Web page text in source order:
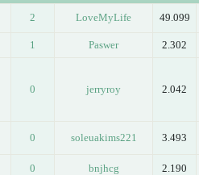
2 LoveMyLife 49.099
1 Paswer 2.302
0 jerryroy 2.042
0 soleuakims221 3.493
0 bnjhcg 2.190